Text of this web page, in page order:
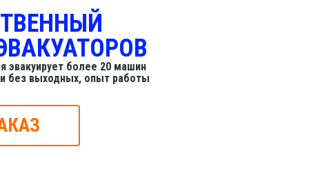
эвакуирует более 20 машин
без выходных, опыт работы